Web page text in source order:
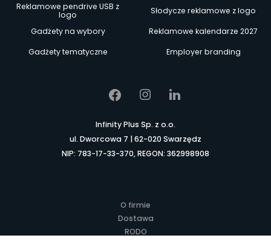
Reklamowe pendrive USB z
logo
Słodycze reklamowe z logo
Gadżety na wybory
Reklamowe kalendarze 2027
Gadżety tematyczne
Employer branding
Infinity Plus Sp. z o.o.
ul. Dworcowa 7 | 62-020 Swarzędz
NIP: 783-17-33-370, REGON: 362998908
O firmie
Dostawa
RODO